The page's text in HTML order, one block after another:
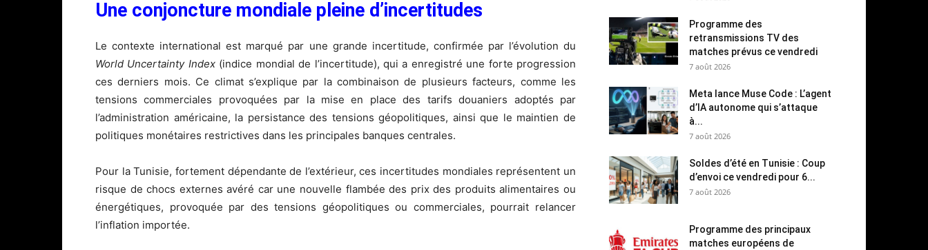
Une conjoncture mondiale pleine d’incertitudes
Le contexte international est marqué par une grande incertitude, confirmée par l’évolution du
World Uncertainty Index (indice mondial de l’incertitude), qui a enregistré une forte progression
ces derniers mois. Ce climat s’explique par la combinaison de plusieurs facteurs, comme les
tensions commerciales provoquées par la mise en place des tarifs douaniers adoptés par
l’administration américaine, la persistance des tensions géopolitiques, ainsi que le maintien de
politiques monétaires restrictives dans les principales banques centrales.
Pour la Tunisie, fortement dépendante de l’extérieur, ces incertitudes mondiales représentent un
risque de chocs externes avéré car une nouvelle flambée des prix des produits alimentaires ou
énergétiques, provoquée par des tensions géopolitiques ou commerciales, pourrait relancer
l’inflation importée.
Programme des
retransmissions TV des
matches prévus ce vendredi
7 août 2026
Meta lance Muse Code : L’agent
d’IA autonome qui s’attaque
à...
7 août 2026
Soldes d’été en Tunisie : Coup
d’envoi ce vendredi pour 6...
7 août 2026
Programme des principaux
matches européens de